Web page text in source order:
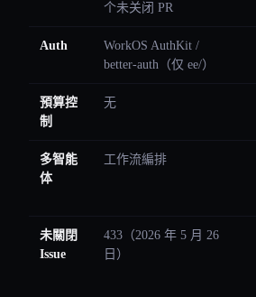
个未关闭 PR
Auth
WorkOS AuthKit /
better-auth（仅 ee/）
預算控
制
无
多智能
体
工作流編排
未關閉
Issue
433（2026 年 5 月 26
日）